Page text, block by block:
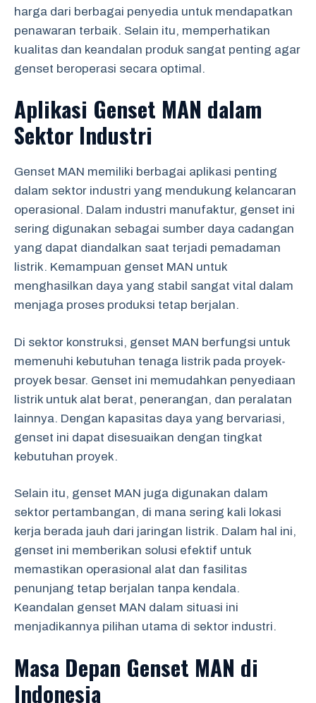
harga dari berbagai penyedia untuk mendapatkan
penawaran terbaik. Selain itu, memperhatikan
kualitas dan keandalan produk sangat penting agar
genset beroperasi secara optimal.
Aplikasi Genset MAN dalam
Sektor Industri
Genset MAN memiliki berbagai aplikasi penting
dalam sektor industri yang mendukung kelancaran
operasional. Dalam industri manufaktur, genset ini
sering digunakan sebagai sumber daya cadangan
yang dapat diandalkan saat terjadi pemadaman
listrik. Kemampuan genset MAN untuk
menghasilkan daya yang stabil sangat vital dalam
menjaga proses produksi tetap berjalan.
Di sektor konstruksi, genset MAN berfungsi untuk
memenuhi kebutuhan tenaga listrik pada proyek-
proyek besar. Genset ini memudahkan penyediaan
listrik untuk alat berat, penerangan, dan peralatan
lainnya. Dengan kapasitas daya yang bervariasi,
genset ini dapat disesuaikan dengan tingkat
kebutuhan proyek.
Selain itu, genset MAN juga digunakan dalam
sektor pertambangan, di mana sering kali lokasi
kerja berada jauh dari jaringan listrik. Dalam hal ini,
genset ini memberikan solusi efektif untuk
memastikan operasional alat dan fasilitas
penunjang tetap berjalan tanpa kendala.
Keandalan genset MAN dalam situasi ini
menjadikannya pilihan utama di sektor industri.
Masa Depan Genset MAN di
Indonesia